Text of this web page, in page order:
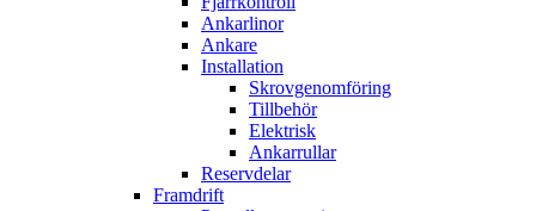
Ankarlinor
Ankare
Installation
Skrovgenomföring
Tillbehör
Elektrisk
Ankarrullar
Reservdelar
Framdrift